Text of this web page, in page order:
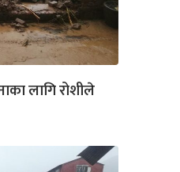
लागि रोशीले